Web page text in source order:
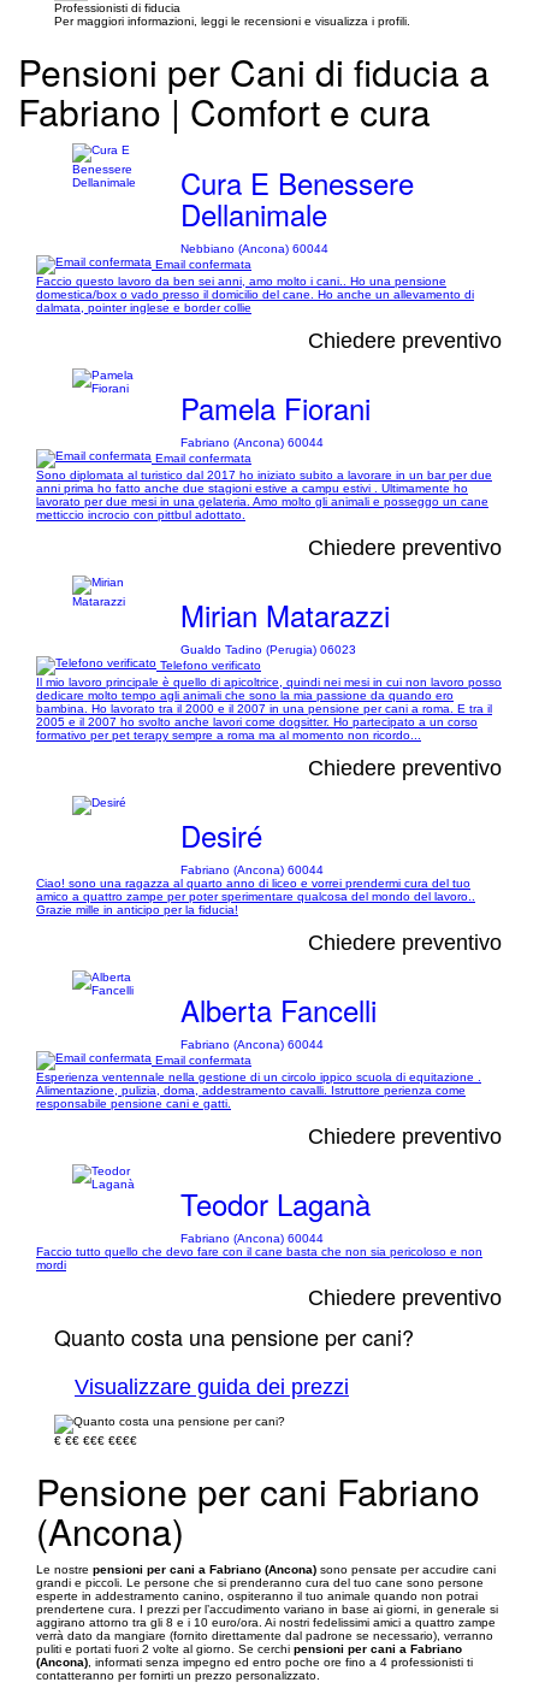
Professionisti di fiducia
Per maggiori informazioni, leggi le recensioni e visualizza i profili.
Pensioni per Cani di fiducia a
Fabriano | Comfort e cura
Cura E Benessere
Dellanimale
Nebbiano (Ancona) 60044
Email confermata
Faccio questo lavoro da ben sei anni, amo molto i cani.. Ho una pensione
domestica/box o vado presso il domicilio del cane. Ho anche un allevamento di
dalmata, pointer inglese e border collie
Chiedere preventivo
Pamela Fiorani
Fabriano (Ancona) 60044
Email confermata
Sono diplomata al turistico dal 2017 ho iniziato subito a lavorare in un bar per due
anni prima ho fatto anche due stagioni estive a campu estivi . Ultimamente ho
lavorato per due mesi in una gelateria. Amo molto gli animali e posseggo un cane
metticcio incrocio con pittbul adottato.
Chiedere preventivo
Mirian Matarazzi
Gualdo Tadino (Perugia) 06023
Telefono verificato
Il mio lavoro principale è quello di apicoltrice, quindi nei mesi in cui non lavoro posso
dedicare molto tempo agli animali che sono la mia passione da quando ero
bambina. Ho lavorato tra il 2000 e il 2007 in una pensione per cani a roma. E tra il
2005 e il 2007 ho svolto anche lavori come dogsitter. Ho partecipato a un corso
formativo per pet terapy sempre a roma ma al momento non ricordo...
Chiedere preventivo
Desiré
Fabriano (Ancona) 60044
Ciao! sono una ragazza al quarto anno di liceo e vorrei prendermi cura del tuo
amico a quattro zampe per poter sperimentare qualcosa del mondo del lavoro..
Grazie mille in anticipo per la fiducia!
Chiedere preventivo
Alberta Fancelli
Fabriano (Ancona) 60044
Email confermata
Esperienza ventennale nella gestione di un circolo ippico scuola di equitazione .
Alimentazione, pulizia, doma, addestramento cavalli. Istruttore perienza come
responsabile pensione cani e gatti.
Chiedere preventivo
Teodor Laganà
Fabriano (Ancona) 60044
Faccio tutto quello che devo fare con il cane basta che non sia pericoloso e non
mordi
Chiedere preventivo
Quanto costa una pensione per cani?
Visualizzare guida dei prezzi
€ €€ €€€ €€€€
Pensione per cani Fabriano
(Ancona)
Le nostre pensioni per cani a Fabriano (Ancona) sono pensate per accudire cani
grandi e piccoli. Le persone che si prenderanno cura del tuo cane sono persone
esperte in addestramento canino, ospiteranno il tuo animale quando non potrai
prendertene cura. I prezzi per l’accudimento variano in base ai giorni, in generale si
aggirano attorno tra gli 8 e i 10 euro/ora. Ai nostri fedelissimi amici a quattro zampe
verrà dato da mangiare (fornito direttamente dal padrone se necessario), verranno
puliti e portati fuori 2 volte al giorno. Se cerchi pensioni per cani a Fabriano
(Ancona) , informati senza impegno ed entro poche ore fino a 4 professionisti ti
contatteranno per fornirti un prezzo personalizzato.